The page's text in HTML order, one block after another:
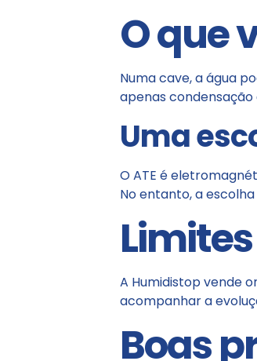
O que
Numa cave, a água
apenas
Uma
O ATE é
No entanto, a
A Humidistop vende
acompanhar a
Boas